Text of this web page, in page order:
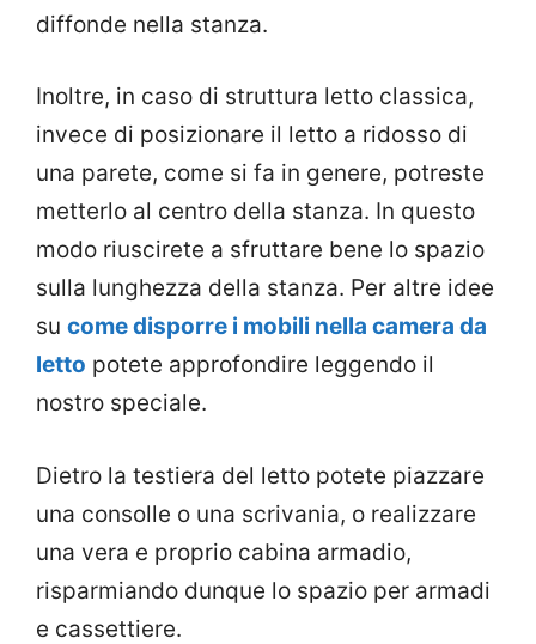
diffonde nella stanza.
Inoltre, in caso di struttura letto classica,
invece di posizionare il letto a ridosso di
una parete, come si fa in genere, potreste
metterlo al centro della stanza. In questo
modo riuscirete a sfruttare bene lo spazio
sulla lunghezza della stanza. Per altre idee
su come disporre i mobili nella camera da
letto potete approfondire leggendo il
nostro speciale.
Dietro la testiera del letto potete piazzare
una consolle o una scrivania, o realizzare
una vera e proprio cabina armadio,
risparmiando dunque lo spazio per armadi
e cassettiere.